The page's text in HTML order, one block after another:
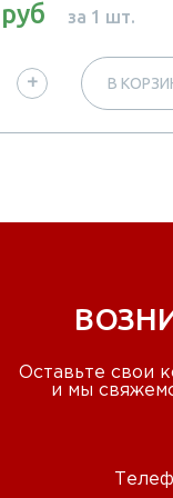
за 1 шт.
+ В
Оставьте свои
и мы